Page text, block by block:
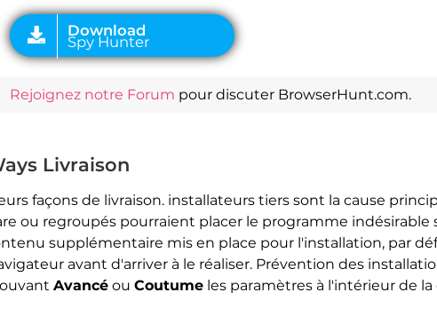
Rejoignez notre Forum pour discuter BrowserHunt.com.
Livraison
façons de livraison. installateurs tiers sont la cause
ou regroupés pourraient placer le programme indésirable
supplémentaire mis en place pour l'installation, par
avant d'arriver à le réaliser. Prévention des
Avancé ou Coutume les paramètres à l'intérieur de